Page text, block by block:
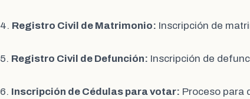
4. Registro Civil de Matrimonio: Inscripción de
5. Registro Civil de Defunción: Inscripción de
6. Inscripción de Cédulas para votar: Proceso para